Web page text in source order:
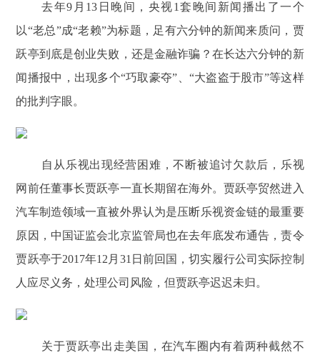
去年9月13日晚间，央视1套晚间新闻播出了一个
以“老总”成“老赖”为标题，足有六分钟的新闻来质问，贾
跃亭到底是创业失败，还是金融诈骗？在长达六分钟的新
闻播报中，出现多个“巧取豪夺”、“大盗盗于股市”等这样
的批判字眼。
自从乐视出现经营困难，不断被追讨欠款后，乐视
网前任董事长贾跃亭一直长期留在海外。贾跃亭贸然进入
汽车制造领域一直被外界认为是压断乐视资金链的最重要
原因，中国证监会北京监管局也在去年底发布通告，责令
贾跃亭于2017年12月31日前回国，切实履行公司实际控制
人应尽义务，处理公司风险，但贾跃亭迟迟未归。
关于贾跃亭出走美国，在汽车圈内有着两种截然不